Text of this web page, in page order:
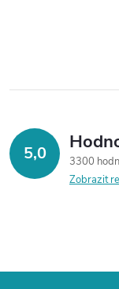
5,0
3300
Zobrazit